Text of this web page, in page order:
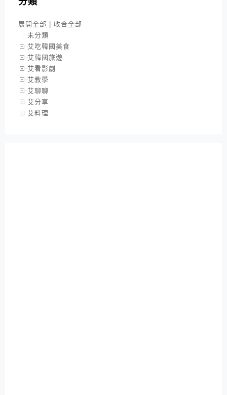
展開全部 | 收合全部
未分類
艾吃韓國美食
艾韓國旅遊
艾看影劇
艾教學
艾聊聊
艾分享
艾料理